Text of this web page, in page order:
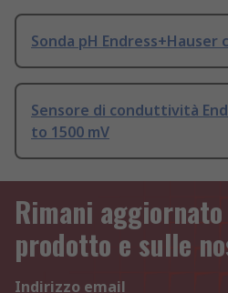
Sonda pH Endress+Hauser
Sensore di conduttività
to 1500 mV
Rimani
prodotto e sulle
Indirizzo email